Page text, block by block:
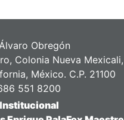
Obregón
Colonia Nueva Mexicali,
México. C.P. 21100
551 8200